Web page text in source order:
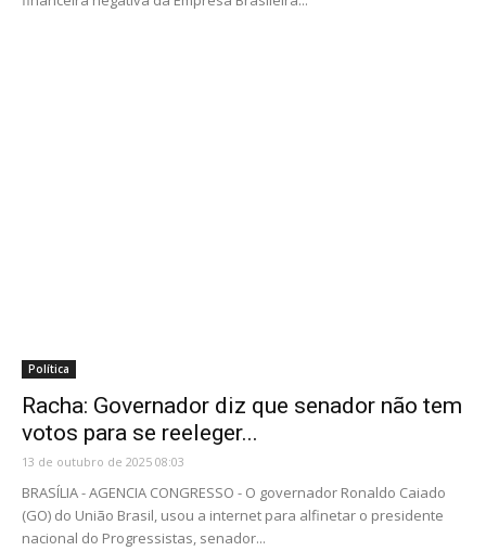
Política
Racha: Governador diz que senador não tem
votos para se reeleger...
13 de outubro de 2025 08:03
BRASÍLIA - AGENCIA CONGRESSO - O governador Ronaldo Caiado
(GO) do União Brasil, usou a internet para alfinetar o presidente
nacional do Progressistas, senador...